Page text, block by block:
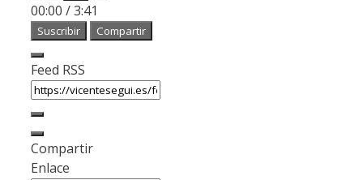
00:00 /3:41
Suscribir Compartir
Feed RSS
Compartir
Enlace